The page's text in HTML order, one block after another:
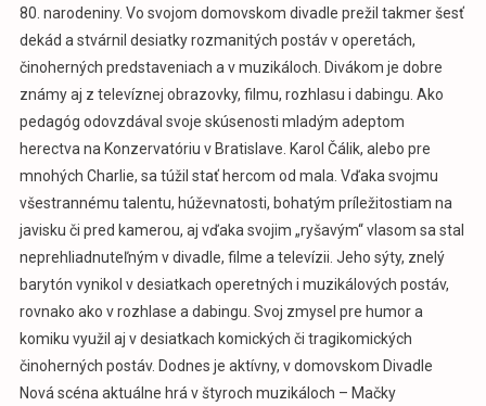
80. narodeniny. Vo svojom domovskom divadle prežil takmer šesť
dekád a stvárnil desiatky rozmanitých postáv v operetách,
činoherných predstaveniach a v muzikáloch. Divákom je dobre
známy aj z televíznej obrazovky, filmu, rozhlasu i dabingu. Ako
pedagóg odovzdával svoje skúsenosti mladým adeptom
herectva na Konzervatóriu v Bratislave. Karol Čálik, alebo pre
mnohých Charlie, sa túžil stať hercom od mala. Vďaka svojmu
všestrannému talentu, húževnatosti, bohatým príležitostiam na
javisku či pred kamerou, aj vďaka svojim „ryšavým“ vlasom sa stal
neprehliadnuteľným v divadle, filme a televízii. Jeho sýty, znelý
barytón vynikol v desiatkach operetných i muzikálových postáv,
rovnako ako v rozhlase a dabingu. Svoj zmysel pre humor a
komiku využil aj v desiatkach komických či tragikomických
činoherných postáv. Dodnes je aktívny, v domovskom Divadle
Nová scéna aktuálne hrá v štyroch muzikáloch – Mačky